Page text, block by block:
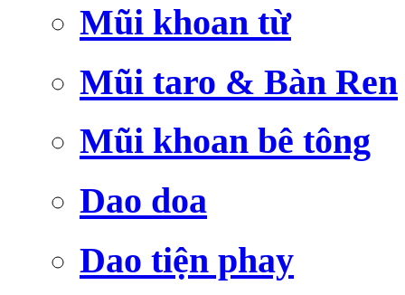
Mũi khoan từ
Mũi taro & Bàn Ren
Mũi khoan bê tông
Dao doa
Dao tiện phay